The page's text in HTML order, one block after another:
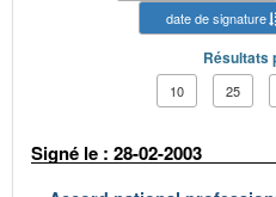
date de signature
Résultats
10 25
Signé le : 28-02-2003